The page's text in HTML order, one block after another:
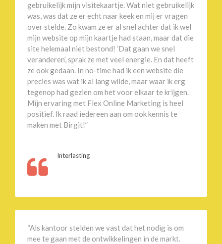
gebruikelijk mijn visitekaartje. Wat niet gebruikelijk
was, was dat ze er echt naar keek en mij er vragen
over stelde. Zo kwam ze er al snel achter dat ik wel
mijn website op mijn kaartje had staan, maar dat die
site helemaal niet bestond! ‘Dat gaan we snel
veranderen’, sprak ze met veel energie. En dat heeft
ze ook gedaan. In no-time had ik een website die
precies was wat ik al lang wilde, maar waar ik erg
tegenop had gezien om het voor elkaar te krijgen.
Mijn ervaring met Flex Online Marketing is heel
positief. Ik raad iedereen aan om ook kennis te
maken met Birgit!”
Interlasting
“Als kantoor stelden we vast dat het nodig is om
mee te gaan met de ontwikkelingen in de markt.